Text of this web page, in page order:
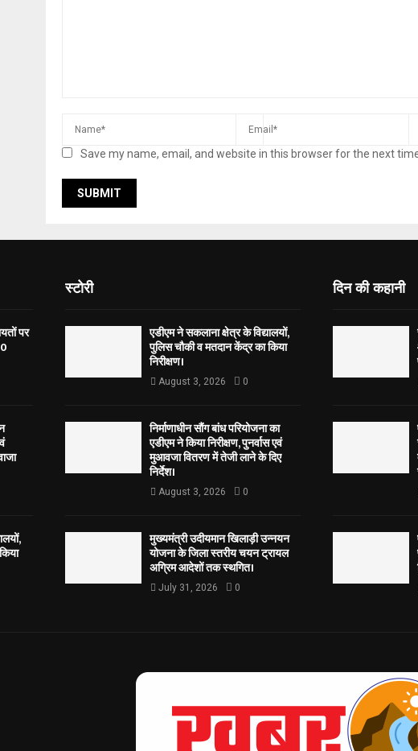
Save my name, email, and website in this browser for the next
पर
स्टोरी
एडीएम ने सकलाना क्षेत्र के विद्यालयों,
पुलिस चौकी व मतदान केंद्र का किया
निरीक्षण।
August 3, 2026 0
निर्माणाधीन सौंग बांध परियोजना का
एडीएम ने किया निरीक्षण, पुनर्वास एवं
मुआवजा वितरण में तेजी लाने के दिए
निर्देश।
August 3, 2026 0
मुख्यमंत्री उदीयमान खिलाड़ी उन्नयन
योजना के जिला स्तरीय चयन ट्रायल
अग्रिम आदेशों तक स्थगित।
July 31, 2026 0
दिन की कहानी